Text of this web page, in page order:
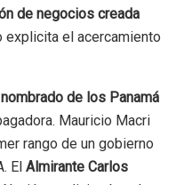
de negocios creada
explicita el acercamiento
de los Panamá
Mauricio Macri
rango de un gobierno
El Almirante Carlos